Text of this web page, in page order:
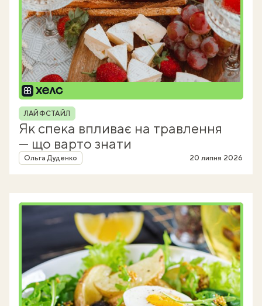
Рубрика
ЛАЙФСТАЙЛ
Як спека впливає на травлення
— що варто знати
Автор
Ольга Дуденко 20 липня 2026